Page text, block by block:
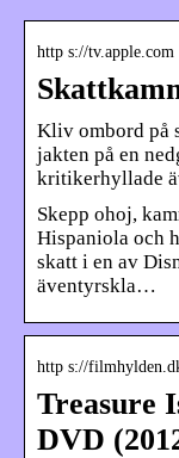
http s://tv.apple.com
Kliv ombord på
jakten på en
kritikerhyllade
Skepp ohoj,
Hispaniola och
skatt i en av
äventyrskla…
http s://
Treasure
DVD